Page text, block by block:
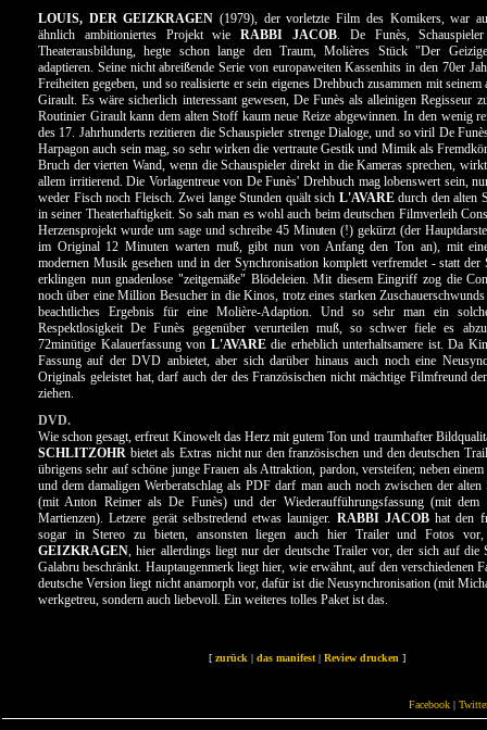
LOUIS, DER GEIZKRAGEN (1979), der vorletzte Film des Komikers, war
ähnlich ambitioniertes Projekt wieRABBI JACOB. De Funès,
Theaterausbildung, hegte schon lange den Traum, Molières Stück "Der
adaptieren. Seine nicht abreißende Serie von europaweiten Kassenhits in den 70er
Freiheiten gegeben, und so realisierte er sein eigenes Drehbuch zusammen mit seinem
Girault. Es wäre sicherlich interessant gewesen, De Funès als alleinigen Regisseur
Routinier Girault kann dem alten Stoff kaum neue Reize abgewinnen. In den wenig
des 17. Jahrhunderts rezitieren die Schauspieler strenge Dialoge, und so viril De
Harpagon auch sein mag, so sehr wirken die vertraute Gestik und Mimik als
Bruch der vierten Wand, wenn die Schauspieler direkt in die Kameras sprechen,
allem irritierend. Die Vorlagentreue von De Funès' Drehbuch mag lobenswert sein,
weder Fisch noch Fleisch. Zwei lange Stunden quält sich L'AVAREdurch den alten
in seiner Theaterhaftigkeit. So sah man es wohl auch beim deutschen Filmverleih
Herzensprojekt wurde um sage und schreibe 45 Minuten (!) gekürzt (der
im Original 12 Minuten warten muß, gibt nun von Anfang den Ton an), mit
modernen Musik gesehen und in der Synchronisation komplett verfremdet - statt der
erklingen nun gnadenlose "zeitgemäße" Blödeleien. Mit diesem Eingriff zog die
noch über eine Million Besucher in die Kinos, trotz eines starken
beachtliches Ergebnis für eine Molière-Adaption. Und so sehr man ein
Respektlosigkeit De Funès gegenüber verurteilen muß, so schwer fiele es
72minütige Kalauerfassung von L'AVAREdie erheblich unterhaltsamere ist. Da
Fassung auf der DVD anbietet, aber sich darüber hinaus auch noch eine
Originals geleistet hat, darf auch der des Französischen nicht mächtige Filmfreund
ziehen.
DVD.
Wie schon gesagt, erfreut Kinowelt das Herz mit gutem Ton und traumhafter
SCHLITZOHR bietet als Extras nicht nur den französischen und den deutschen
übrigens sehr auf schöne junge Frauen als Attraktion, pardon, versteifen; neben
und dem damaligen Werberatschlag als PDF darf man auch noch zwischen der alten
(mit Anton Reimer als De Funès) und der Wiederaufführungsfassung (mit dem
Martienzen). Letzere gerät selbstredend etwas launiger. RABBI JACOBhat den
sogar in Stereo zu bieten, ansonsten liegen auch hier Trailer und Fotos
GEIZKRAGEN, hier allerdings liegt nur der deutsche Trailer vor, der sich auf die
Galabru beschränkt. Hauptaugenmerk liegt hier, wie erwähnt, auf den verschiedenen
deutsche Version liegt nicht anamorph vor, dafür ist die Neusynchronisation (mit
werkgetreu, sondern auch liebevoll. Ein weiteres tolles Paket ist das.
[ zurück | das manifest | Review drucken ]
Facebook |